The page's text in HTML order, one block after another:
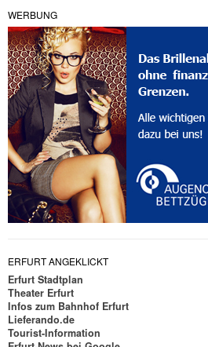
WERBUNG
ERFURT ANGEKLICKT
Erfurt Stadtplan
Theater Erfurt
Infos zum Bahnhof Erfurt
Lieferando.de
Tourist-Information